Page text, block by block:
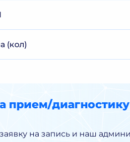
(кол)
прием/
на запись и наш